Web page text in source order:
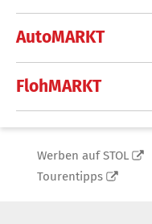
AutoMARKT
FlohMARKT
Werben auf STOL
Tourentipps